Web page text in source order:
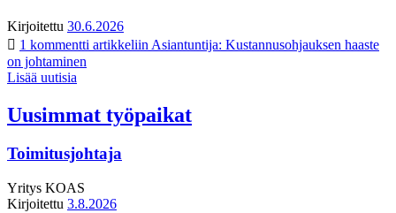
Kirjoitettu 30.6.2026
1 kommentti artikkeliin Asiantuntija: Kustannusohjauksen haaste
on johtaminen
Lisää uutisia
Uusimmat työpaikat
Toimitusjohtaja
Yritys KOAS
Kirjoitettu 3.8.2026